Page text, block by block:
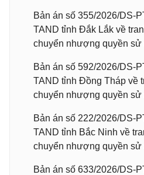
Bản án số 355/2026/DS-
TAND tỉnh Đắk Lắk về
chuyển nhượng quyền sử
Bản án số 592/2026/DS-
TAND tỉnh Đồng Tháp về
chuyển nhượng quyền sử
Bản án số 222/2026/DS-
TAND tỉnh Bắc Ninh về
chuyển nhượng quyền sử
Bản án số 633/2026/DS-